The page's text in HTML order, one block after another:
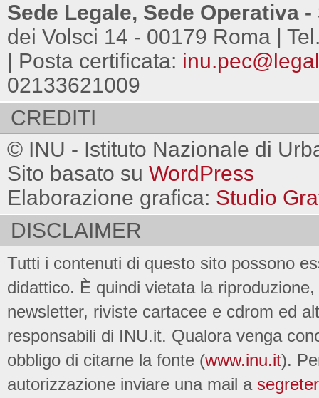
Sede Legale, Sede Operativa
dei Volsci 14 - 00179 Roma |
| Posta certificata:
02133621009
CREDITI
© INU - Istituto Nazionale di
Sito basato su WordPress
Elaborazione grafica: Studio
DISCLAIMER
Tutti i contenuti di questo sito possono
didattico. È quindi vietata la
newsletter, riviste cartacee e cdrom ed
responsabili di INU.it. Qualora venga
obbligo di citarne la fonte (www.inu.it).
autorizzazione inviare una mail a